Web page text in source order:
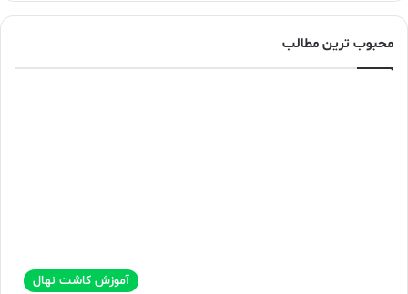
محبوب ترین مطالب
آموزش کاشت نهال